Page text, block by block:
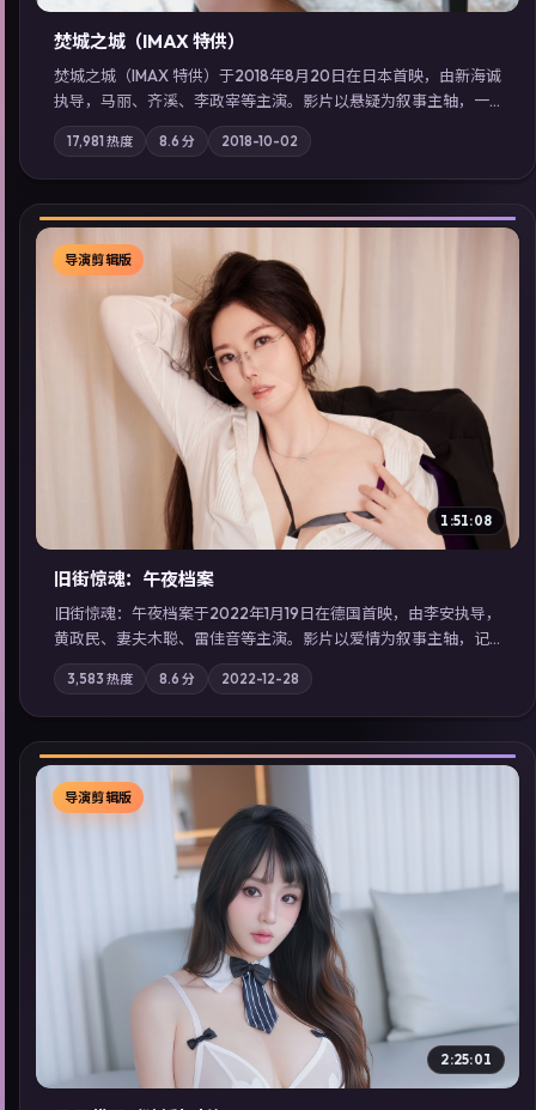
焚城之城（IMAX 特供）
焚城之城（IMAX 特供）于2018年8月20日在日本首映，由新海诚
执导，马丽、齐溪、李政宰等主演。影片以悬疑为叙事主轴，一
次普通通勤演变成全城关注的生死营救；摄影与配乐强化地域气
质；站内亦可通过「国产免费观看高清电视剧在线看」延展检索
同类型高分佳作，畅享高清在线追剧体验。
8.6分 2018-10-02
▶
导演剪辑版
旧街惊魂：午夜档案
旧街惊魂：午夜档案于2022年1月19日在德国首映，由李安执导，
黄政民、妻夫木聪、雷佳音等主演。影片以爱情为叙事主轴，记
忆碎片重组后，主角发现自己从未活过“真实”的一天；摄影与配
乐强化地域气质；站内亦可通过「国产免费观看高清电视剧在线
看」延展检索同类型高分佳作，畅享高清在线追剧体验。
分 2022-12-28